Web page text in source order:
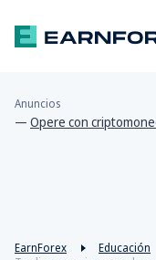
Anuncios
— Opere con
EarnForex Educación